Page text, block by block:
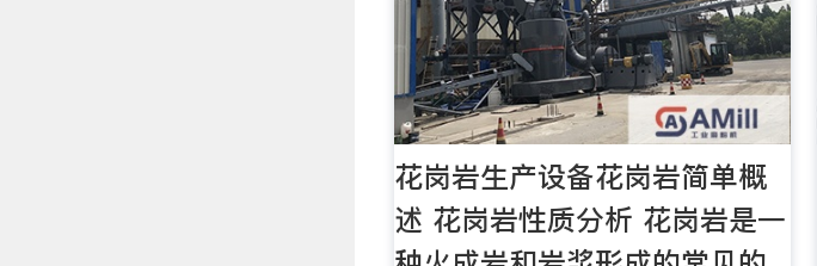
花岗岩生产设备花岗岩简单概
述 花岗岩性质分析 花岗岩是一